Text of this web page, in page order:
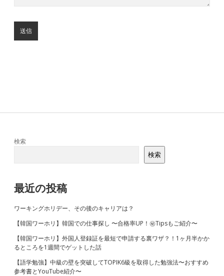
Sidebar
検索
検索
最近の投稿
ワーキングホリデー、その後のキャリアは？
【韓国ワーホリ】韓国での仕事探し 〜合格率UP！㊙Tipsもご紹介〜
【韓国ワーホリ】外国人登録証を最短で申請する裏ワザ？！1ヶ月半かか
るところを1週間でゲットした話
【語学勉強】中級の壁を突破してTOPIK6級を取得した勉強法〜おすすめ
参考書とYouTube紹介〜